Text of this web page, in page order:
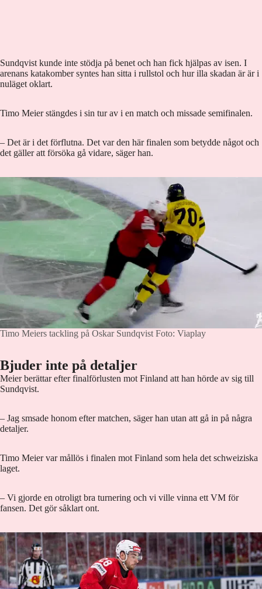
Sundqvist kunde inte stödja på benet och han fick hjälpas av isen. I
arenans katakomber syntes han sitta i rullstol och hur illa skadan är är i
nuläget oklart.
Timo Meier stängdes i sin tur av i en match och missade semifinalen.
– Det är i det förflutna. Det var den här finalen som betydde något och
det gäller att försöka gå vidare, säger han.
Timo Meiers tackling på Oskar Sundqvist Foto: Viaplay
Bjuder inte på detaljer
Meier berättar efter finalförlusten mot Finland att han hörde av sig till
Sundqvist.
– Jag smsade honom efter matchen, säger han utan att gå in på några
detaljer.
Timo Meier var mållös i finalen mot Finland som hela det schweiziska
laget.
– Vi gjorde en otroligt bra turnering och vi ville vinna ett VM för
fansen. Det gör såklart ont.